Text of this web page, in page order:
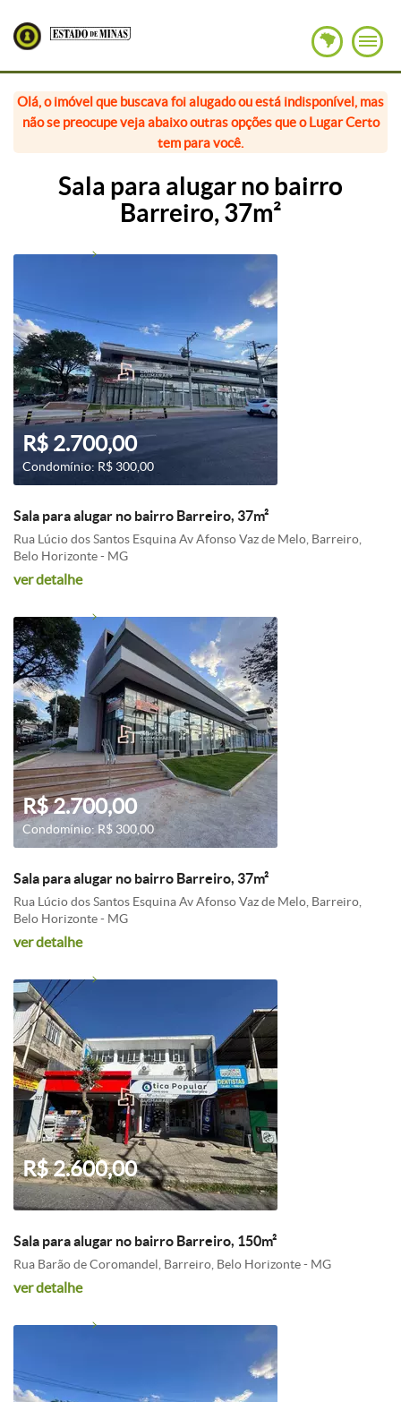
Olá, o imóvel que buscava foi alugado ou está indisponível, mas
não se preocupe veja abaixo outras opções que o Lugar Certo
tem para você.
Sala para alugar no bairro
Barreiro, 37m²
R$ 2.700,00
Condomínio: R$ 300,00
Sala para alugar no bairro Barreiro, 37m²
Rua Lúcio dos Santos Esquina Av Afonso Vaz de Melo, Barreiro,
Belo Horizonte - MG
ver detalhe
R$ 2.700,00
Condomínio: R$ 300,00
Sala para alugar no bairro Barreiro, 37m²
Rua Lúcio dos Santos Esquina Av Afonso Vaz de Melo, Barreiro,
Belo Horizonte - MG
ver detalhe
R$ 2.600,00
Sala para alugar no bairro Barreiro, 150m²
Rua Barão de Coromandel, Barreiro, Belo Horizonte - MG
ver detalhe